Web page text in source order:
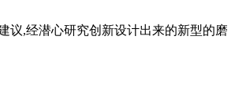
议,经潜心研究创新设计出来的新型的磨